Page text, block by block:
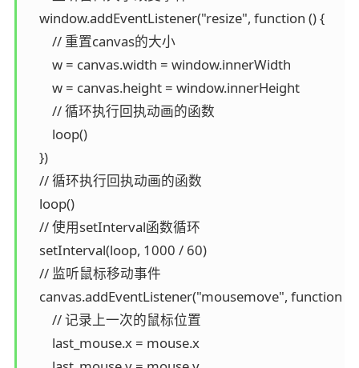
    window.addEventListener("resize", function () {
        // 重置canvas的大小
        w = canvas.width = window.innerWidth
        w = canvas.height = window.innerHeight
        // 循环执行回执动画的函数
        loop()
    })
    // 循环执行回执动画的函数
    loop()
    // 使用setInterval函数循环
    setInterval(loop, 1000 / 60)
    // 监听鼠标移动事件
canvas.addEventListener("mousemove", function
        // 记录上一次的鼠标位置
        last_mouse.x = mouse.x